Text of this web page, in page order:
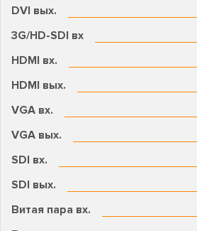
DVI вых.
3G/HD-SDI вх
HDMI вх.
HDMI вых.
VGA вх.
VGA вых.
SDI вх.
SDI вых.
Витая пара вх.